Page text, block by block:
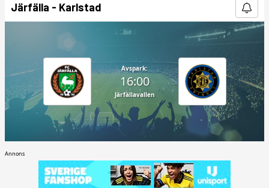
Järfälla - Karlstad
Avspark:
16:00
Järfällavallen
Annons